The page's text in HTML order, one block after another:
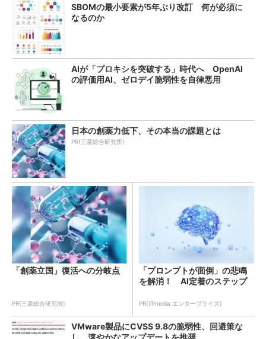
SBOMの最小要素が5年ぶり改訂 何が必須に
なるのか
AIが「プロキシを突破する」時代へ OpenAI
の評価用AI、ゼロデイ脆弱性を自律悪用
日本の創薬力低下、その本当の課題とは
PR(三菱総合研究所)
「創薬立国」復活への分岐点
PR(三菱総合研究所)
「プロンプトが面倒」の悲鳴
を解消！ AI定着のステップ
PR(ITmedia エンタープライズ)
VMware製品にCVSS 9.8の脆弱性、回避策な
し 速やかなアップデートを推奨